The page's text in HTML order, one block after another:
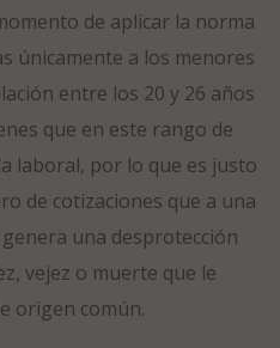
de aplicar la norma
únicamente a los menores
entre los 20 y 26 años
que en este rango de
laboral, por lo que es justo
de cotizaciones que a una
una desprotección
vejez o muerte que le
origen común.